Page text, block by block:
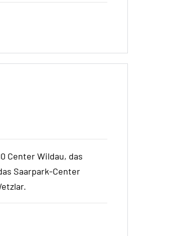
Center Wildau, das
Saarpark-Center